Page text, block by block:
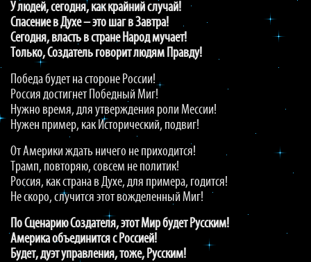
У людей, сегодня, как крайний случай!
Спасение в Духе – это шаг в Завтра!
Сегодня, власть в стране Народ мучает!
Только, Создатель говорит людям Правду!
Победа будет на стороне России!
Россия достигнет Победный Миг!
Нужно время, для утверждения роли Мессии!
Нужен пример, как Исторический, подвиг!
От Америки ждать ничего не приходится!
Трамп, повторяю, совсем не политик!
Россия, как страна в Духе, для примера, годится!
Не скоро, случится этот вожделенный Миг!
По Сценарию Создателя, этот Мир будет Русским!
Америка объединится с Россией!
Будет, дуэт управления, тоже, Русским!